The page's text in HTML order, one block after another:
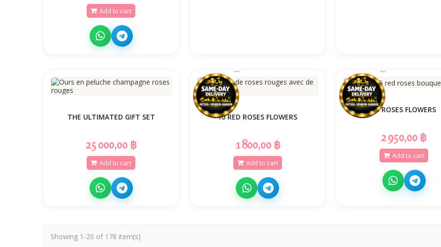
Add to cart
THE ULTIMATED GIFT SET
25 000,00 ฿
Add to cart
10 RED ROSES FLOWERS
1 800,00 ฿
Add to cart
25 ROSES FLOWERS
2 950,00 ฿
Add to cart
Showing 1-20 of 178 item(s)